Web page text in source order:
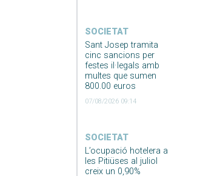
SOCIETAT
Sant Josep tramita
cinc sancions per
festes il·legals amb
multes que sumen
800.00 euros
07/08/2026 09:14
SOCIETAT
L’ocupació hotelera a
les Pitiüses al juliol
creix un 0,90%